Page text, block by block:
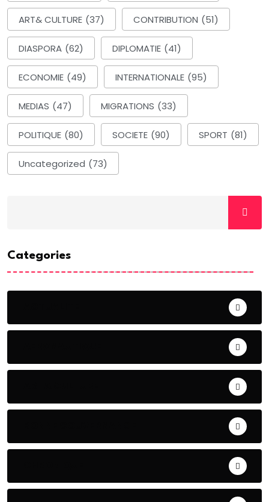
ART& CULTURE (37) CONTRIBUTION (51)
DIASPORA (62) DIPLOMATIE (41)
ECONOMIE (49) INTERNATIONALE (95)
MEDIAS (47) MIGRATIONS (33)
POLITIQUE (80) SOCIETE (90) SPORT (81)
Uncategorized (73)
Categories